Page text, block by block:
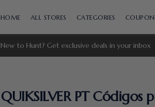
to
HOME ALL STORES CATEGORIES
New to Hunt? Get exclusive deals in your inbox
QUIKSILVER PT